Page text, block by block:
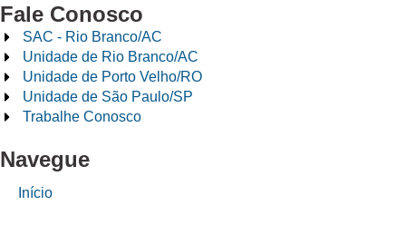
Fale Conosco
SAC - Rio Branco/AC
Unidade de Rio Branco/AC
Unidade de Porto Velho/RO
Unidade de São Paulo/SP
Trabalhe Conosco
Navegue
Início